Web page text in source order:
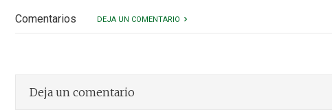
Comentarios DEJA UN COMENTARIO
Deja un comentario